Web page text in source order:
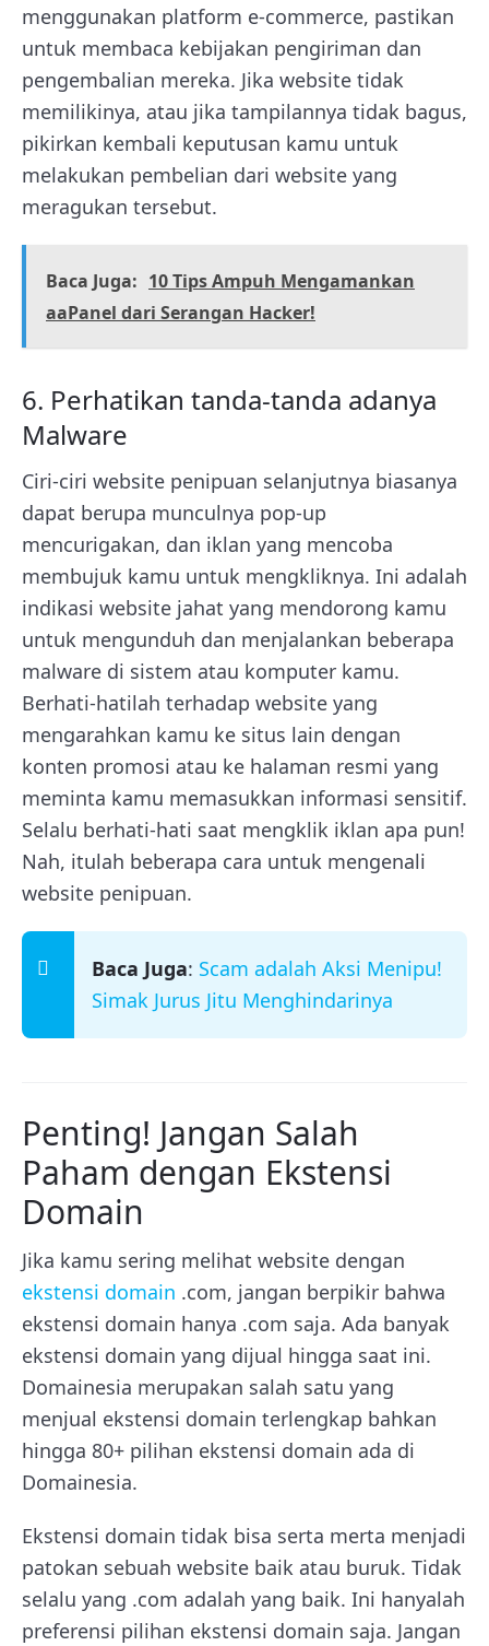
menggunakan platform e-commerce, pastikan
untuk membaca kebijakan pengiriman dan
pengembalian mereka. Jika website tidak
memilikinya, atau jika tampilannya tidak bagus,
pikirkan kembali keputusan kamu untuk
melakukan pembelian dari website yang
meragukan tersebut.
Baca Juga: 10 Tips Ampuh Mengamankan
aaPanel dari Serangan Hacker!
6. Perhatikan tanda-tanda adanya
Malware
Ciri-ciri website penipuan selanjutnya biasanya
dapat berupa munculnya pop-up
mencurigakan, dan iklan yang mencoba
membujuk kamu untuk mengkliknya. Ini adalah
indikasi website jahat yang mendorong kamu
untuk mengunduh dan menjalankan beberapa
malware di sistem atau komputer kamu.
Berhati-hatilah terhadap website yang
mengarahkan kamu ke situs lain dengan
konten promosi atau ke halaman resmi yang
meminta kamu memasukkan informasi sensitif.
Selalu berhati-hati saat mengklik iklan apa pun!
Nah, itulah beberapa cara untuk mengenali
website penipuan.
Baca Juga: Scam adalah Aksi Menipu!
Simak Jurus Jitu Menghindarinya
Penting! Jangan Salah
Paham dengan Ekstensi
Domain
Jika kamu sering melihat website dengan
ekstensi domain .com, jangan berpikir bahwa
ekstensi domain hanya .com saja. Ada banyak
ekstensi domain yang dijual hingga saat ini.
Domainesia merupakan salah satu yang
menjual ekstensi domain terlengkap bahkan
hingga 80+ pilihan ekstensi domain ada di
Domainesia.
Ekstensi domain tidak bisa serta merta menjadi
patokan sebuah website baik atau buruk. Tidak
selalu yang .com adalah yang baik. Ini hanyalah
preferensi pilihan ekstensi domain saja. Jangan